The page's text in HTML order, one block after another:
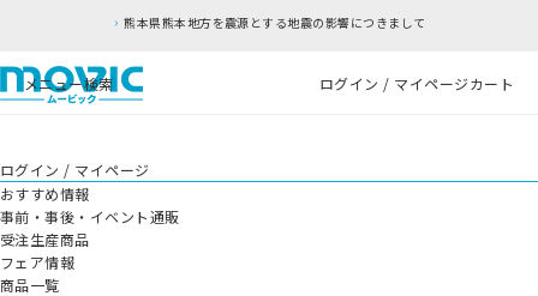
熊本県熊本地方を震源とする地震の影響につきまして
メニュー検索 ログイン / マイページカート
ログイン / マイページ
おすすめ情報
事前・事後・イベント通販
受注生産商品
フェア情報
商品一覧